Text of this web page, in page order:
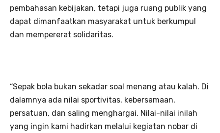
pembahasan kebijakan, tetapi juga ruang publik yang
dapat dimanfaatkan masyarakat untuk berkumpul
dan mempererat solidaritas.
“Sepak bola bukan sekadar soal menang atau kalah. Di
dalamnya ada nilai sportivitas, kebersamaan,
persatuan, dan saling menghargai. Nilai-nilai inilah
yang ingin kami hadirkan melalui kegiatan nobar di